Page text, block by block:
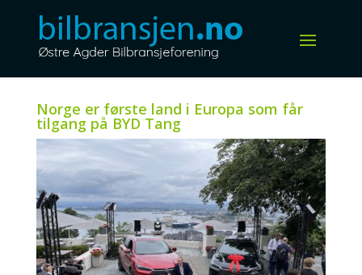
Norge er første land i Europa som får
tilgang på BYD Tang